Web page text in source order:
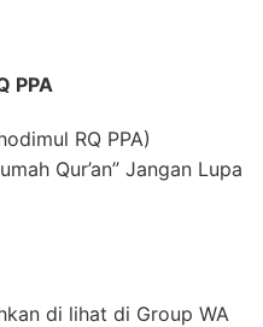
PPA
RQ PPA)
Qur’an” Jangan Lupa
di lihat di Group WA